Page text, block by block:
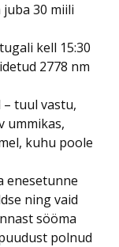
30 miili
kell 15:30
2778 nm
– tuul vastu,
ummikas,
kuhu poole
enesetunne
ning vaid
sööma
polnud